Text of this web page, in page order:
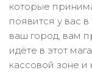
которые
появится у вас в
ваш город, вам
идёте в этот
кассовой зоне и